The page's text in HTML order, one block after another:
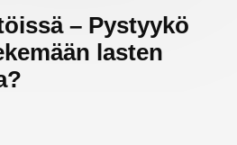
– Pystyykö
lasten